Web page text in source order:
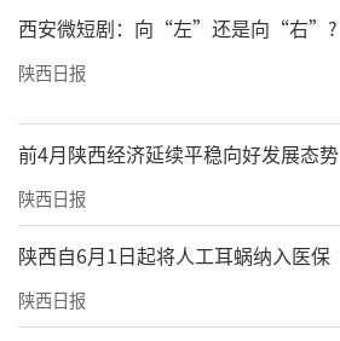
西安微短剧：向“左”还是向“右”?
陕西日报
前4月陕西经济延续平稳向好发展态势
陕西日报
陕西自6月1日起将人工耳蜗纳入医保
陕西日报